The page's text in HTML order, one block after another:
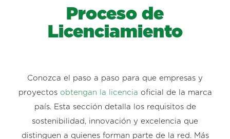
Proceso de
Licenciamiento
Conozca el paso a paso para que empresas y
proyectos obtengan la licencia oficial de la marca
país. Esta sección detalla los requisitos de
sostenibilidad, innovación y excelencia que
distinguen a quienes forman parte de la red. Más